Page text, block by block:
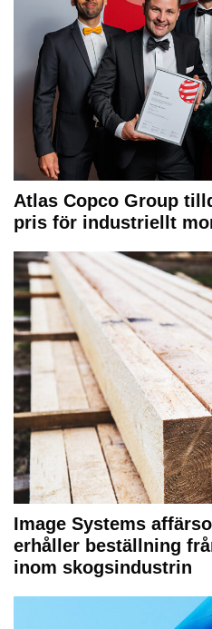
Atlas Copco Group
pris för industriellt
Image Systems
erhåller beställning
inom skogsindustrin